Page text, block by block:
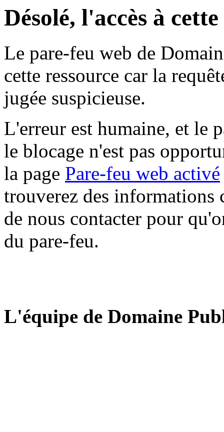
Désolé, l'accès à
Le pare-feu web de
cette ressource car la
jugée suspicieuse.
L'erreur est humaine, et le
le blocage n'est pas
la page Pare-feu web activé
trouverez des informations
de nous contacter pour
du pare-feu.
L'équipe de Domaine